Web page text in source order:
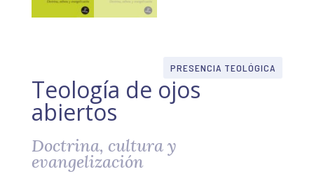
PRESENCIA TEOLÓGICA
Teología de ojos
abiertos
Doctrina, cultura y
evangelización